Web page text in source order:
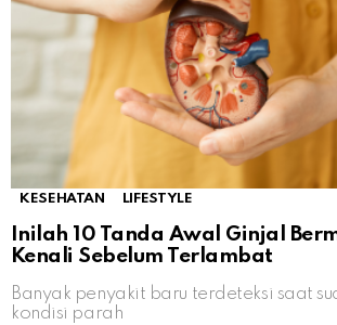
KESEHATAN LIFESTYLE
Inilah 10 Tanda Awal Ginjal
Kenali Sebelum Terlambat
Banyak penyakit baru terdeteksi saat
kondisi parah